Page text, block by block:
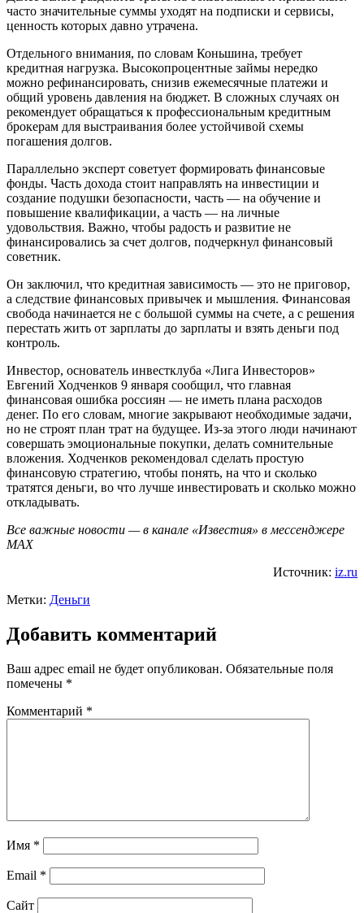
часто значительные суммы уходят на подписки и сервисы,
ценность которых давно утрачена.
Отдельного внимания, по словам Коньшина, требует
кредитная нагрузка. Высокопроцентные займы нередко
можно рефинансировать, снизив ежемесячные платежи и
общий уровень давления на бюджет. В сложных случаях он
рекомендует обращаться к профессиональным кредитным
брокерам для выстраивания более устойчивой схемы
погашения долгов.
Параллельно эксперт советует формировать финансовые
фонды. Часть дохода стоит направлять на инвестиции и
создание подушки безопасности, часть — на обучение и
повышение квалификации, а часть — на личные
удовольствия. Важно, чтобы радость и развитие не
финансировались за счет долгов, подчеркнул финансовый
советник.
Он заключил, что кредитная зависимость — это не приговор,
а следствие финансовых привычек и мышления. Финансовая
свобода начинается не с большой суммы на счете, а с решения
перестать жить от зарплаты до зарплаты и взять деньги под
контроль.
Инвестор, основатель инвестклуба «Лига Инвесторов»
Евгений Ходченков 9 января сообщил, что главная
финансовая ошибка россиян — не иметь плана расходов
денег. По его словам, многие закрывают необходимые задачи,
но не строят план трат на будущее. Из-за этого люди начинают
совершать эмоциональные покупки, делать сомнительные
вложения. Ходченков рекомендовал сделать простую
финансовую стратегию, чтобы понять, на что и сколько
тратятся деньги, во что лучше инвестировать и сколько можно
откладывать.
Все важные новости — в канале «Известия» в мессенджере
МАХ
Источник: iz.ru
Метки: Деньги
Добавить комментарий
Ваш адрес email не будет опубликован. Обязательные поля
помечены *
Комментарий *
Имя *
Email *
Сайт